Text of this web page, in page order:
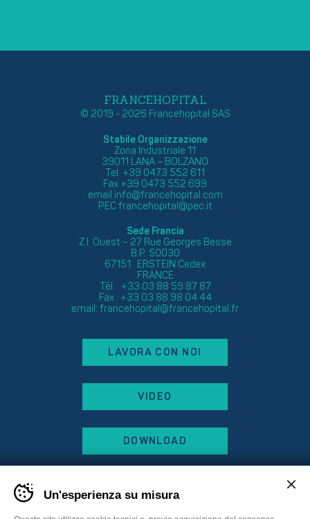
FRANCEHOPITAL
© 2019 - 2026 Francehopital SAS
Stabile Organizzazione
Zona Industriale 11
39011 LANA – BOLZANO
Tel. +39 0473 552 611
Fax +39 0473 552 699
email info@francehopital.com
PECfrancehopital@pec.it
Sede Francia
Z.I. Ouest – 27 Rue Georges Besse
B.P. 50030
67151 ERSTEIN Cedex
FRANCE
Tél. : +33 03 88 59 87 87
Fax : +33 03 88 98 04 44
email: francehopital@francehopital.fr
LAVORA CON NOI
VIDEO
DOWNLOAD
Un'esperienza su misura